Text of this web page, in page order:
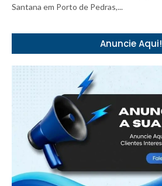
Santana em Porto de Pedras,...
Anuncie Aqui!